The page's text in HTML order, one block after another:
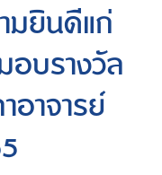
มยินดีแก่
อบรางวัล
อาจารย์